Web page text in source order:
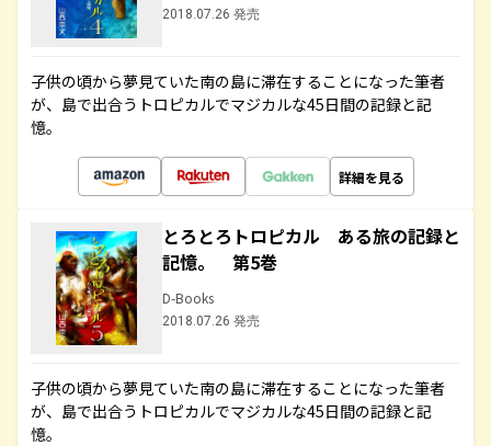
2018.07.26 発売
子供の頃から夢見ていた南の島に滞在することになった筆者
が、島で出合うトロピカルでマジカルな45日間の記録と記
憶。
詳細を見る
とろとろトロピカル ある旅の記録と
記憶。 第5巻
D-Books
2018.07.26 発売
子供の頃から夢見ていた南の島に滞在することになった筆者
が、島で出合うトロピカルでマジカルな45日間の記録と記
憶。